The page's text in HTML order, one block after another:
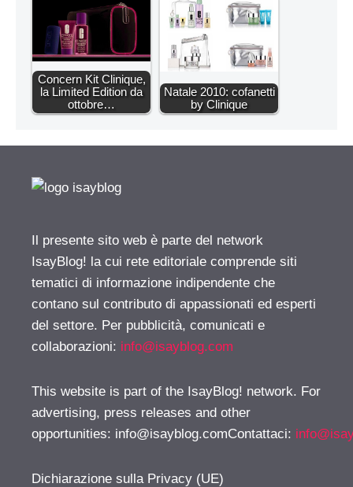
Concern Kit Clinique,
la Limited Edition da
ottobre…
Natale 2010: cofanetti
by Clinique
Il presente sito web è parte del network
IsayBlog! la cui rete editoriale comprende siti
tematici di informazione indipendente che
contano sul contributo di appassionati ed esperti
del settore. Per pubblicità, comunicati e
collaborazioni: info@isayblog.com
This website is part of the IsayBlog! network. For
advertising, press releases and other
opportunities: info@isayblog.comContattaci:
Dichiarazione sulla Privacy (UE)